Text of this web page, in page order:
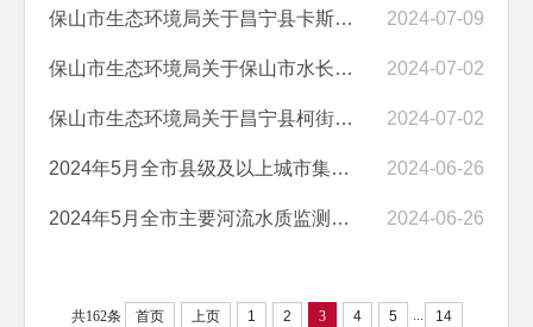
保山市生态环境局关于昌宁县卡斯镇生活垃圾处理场入河排污口设置审核的意见 2024-07-09
保山市生态环境局关于保山市水长工业园区 污水处理厂入河排污口设置审核... 2024-07-02
保山市生态环境局关于昌宁县柯街镇生活垃圾处理场入河排污口设置审核的意见 2024-07-02
2024年5月全市县级及以上城市集中式饮用水水源地水质监测状况 2024-06-26
2024年5月全市主要河流水质监测状况 2024-06-26
共162条 首页 上页 1 2 3 4 5 ... 14